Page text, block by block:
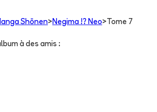
Shōnen> Negima !? Neo> Tome 7
à des amis :